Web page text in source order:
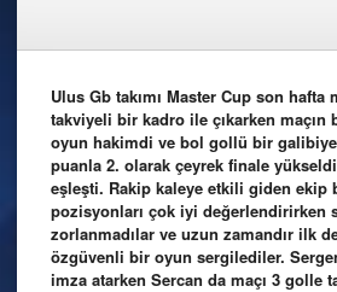
Ulus Gb takımı Master Cup son hafta
takviyeli bir kadro ile çıkarken maçın
oyun hakimdi ve bol gollü bir
puanla 2. olarak çeyrek finale
eşleşti. Rakip kaleye etkili giden ekip
pozisyonları çok iyi değerlendirirken
zorlanmadılar ve uzun zamandır ilk
özgüvenli bir oyun sergilediler.
imza atarken Sercan da maçı 3 golle